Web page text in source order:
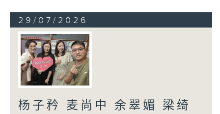
29/07/2026
杨子矜 麦尚中 余翠媚 梁绮